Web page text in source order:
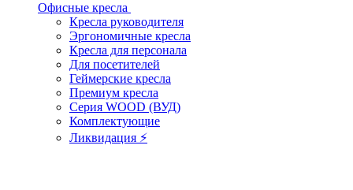
Офисные кресла
Кресла руководителя
Эргономичные кресла
Кресла для персонала
Для посетителей
Геймерские кресла
Премиум кресла
Серия WOOD (ВУД)
Комплектующие
Ликвидация ⚡